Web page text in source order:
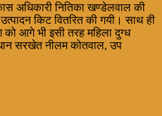
अधिकारी नितिका खण्डेलवाल की
किट वितरित की गयी। साथ ही
को आगे भी इसी तरह महिला दुग्ध
सरखेत नीलम कोतवाल, उप